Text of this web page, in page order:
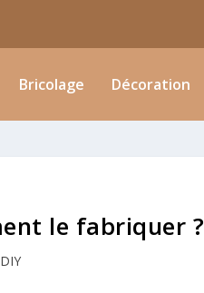
Bricolage Décoration
le fabriquer ?
DIY